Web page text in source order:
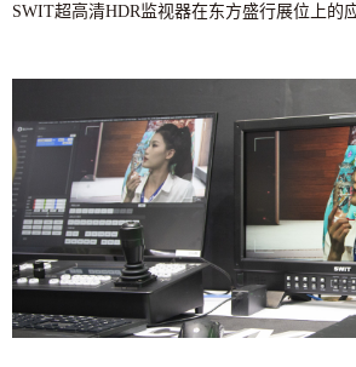
SWIT超高清HDR监视器在东方盛行展位上的